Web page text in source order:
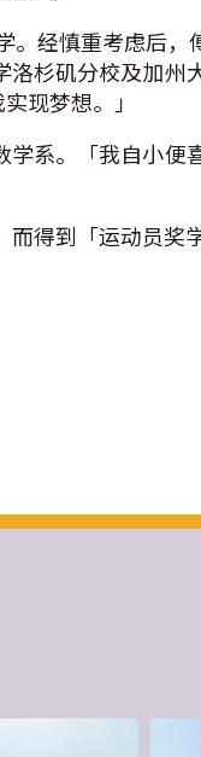
经慎重考虑后
杉矶分校及加州
现梦想。」
系。「我自小
得到「运动员奖